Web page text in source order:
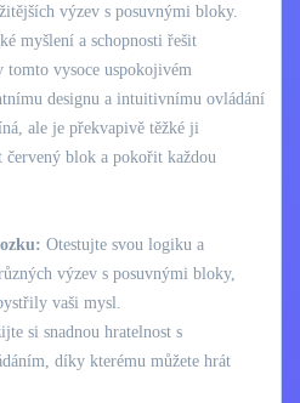
výzev s posuvnými bloky.
myšlení a schopnosti řešit
tomto vysoce uspokojivém
designu a intuitivnímu ovládání
ale je překvapivě těžké ji
červený blok a pokořit každou
Otestujte svou logiku a
výzev s posuvnými bloky,
vaši mysl.
si snadnou hratelnost s
díky kterému můžete hrát